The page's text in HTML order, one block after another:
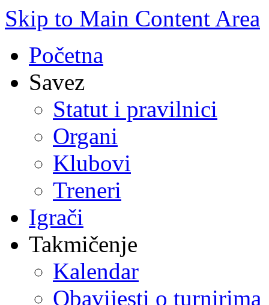
Skip to Main Content Area
Početna
Savez
Statut i pravilnici
Organi
Klubovi
Treneri
Igrači
Takmičenje
Kalendar
Obavijesti o turnirima